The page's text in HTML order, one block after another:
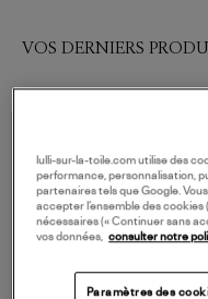
VOS DERNIERS
lulli-sur-la-toile.com utilise des
performance, personnalisation,
partenaires tels que Google.
accepter l’ensemble des
nécessaires (« Continuer sans
vos données,
consulter notre
Paramètres des